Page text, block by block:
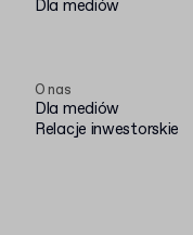
Dla mediów
O nas
Dla mediów
Relacje inwestorskie